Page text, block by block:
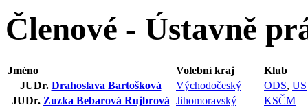
Členové - Ústavně
Jméno Volební kraj
Klub
JUDr. Drahoslava Bartošková Východočeský ODS, US
JUDr. Zuzka Bebarová Rujbrová Jihomoravský
KSČM